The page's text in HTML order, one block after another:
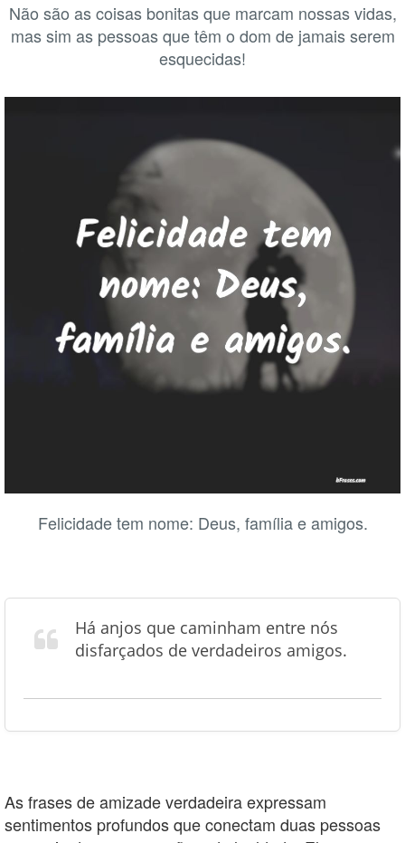
Não são as coisas bonitas que marcam nossas vidas,
mas sim as pessoas que têm o dom de jamais serem
esquecidas!
Felicidade tem nome: Deus, família e amigos.
Há anjos que caminham entre nós
disfarçados de verdadeiros amigos.
As frases de amizade verdadeira expressam
sentimentos profundos que conectam duas pessoas